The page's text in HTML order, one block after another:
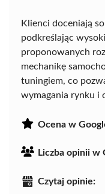
Klienci doceniają
podkreślając
proponowanych
mechanikę
tuningiem, co
wymagania rynku i
Ocena w
Liczba opinii w
Czytaj opinie: